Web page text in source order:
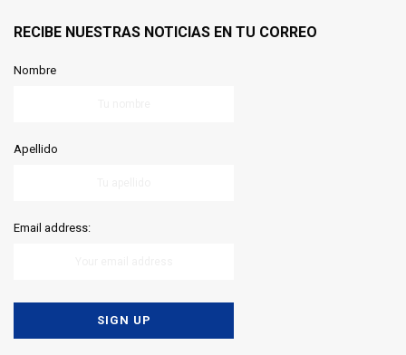
RECIBE NUESTRAS NOTICIAS EN TU CORREO
Nombre
Apellido
Email address: